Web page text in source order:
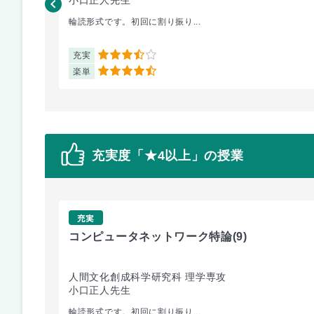
輪読形式です。初回に割り振り...
充実 3.5
楽単 4.5
充実度「★4以上」の授業
充実
コンピュータネットワーク特論(9)
人間文化創成科学研究科 理学専攻
小口正人先生
輪読形式です。初回に割り振り...